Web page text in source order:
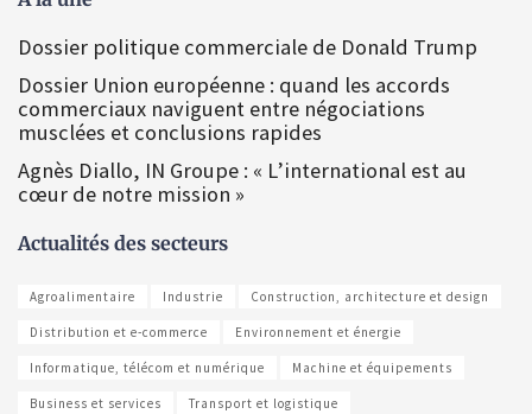
Dossier politique commerciale de Donald Trump
Dossier Union européenne : quand les accords
commerciaux naviguent entre négociations
musclées et conclusions rapides
Agnès Diallo, IN Groupe : « L’international est au
cœur de notre mission »
Actualités des secteurs
Agroalimentaire Industrie Construction, architecture et design
Distribution et e-commerce Environnement et énergie
Informatique, télécom et numérique Machine et équipements
Business et services Transport et logistique